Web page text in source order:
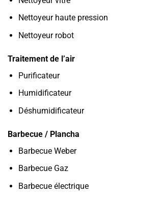
Nettoyeur haute pression
Nettoyeur robot
Traitement de l’air
Purificateur
Humidificateur
Déshumidificateur
Barbecue / Plancha
Barbecue Weber
Barbecue Gaz
Barbecue électrique